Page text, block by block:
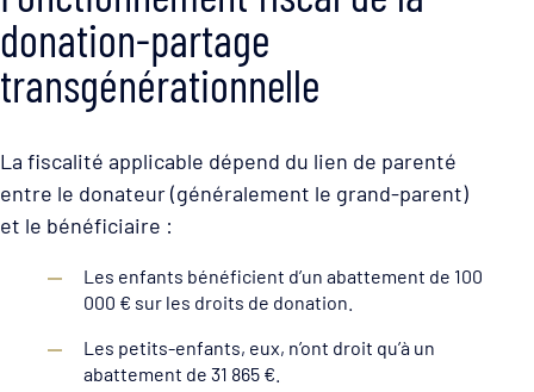
donation-partage
transgénérationnelle
La fiscalité applicable dépend du lien de parenté
entre le donateur (généralement le grand-parent)
et le bénéficiaire :
Les enfants bénéficient d’un abattement de 100
000 € sur les droits de donation.
Les petits-enfants, eux, n’ont droit qu’à un
abattement de 31 865 €.